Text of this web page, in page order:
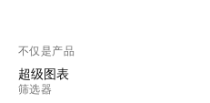
不仅是产品
超级图表
筛选器